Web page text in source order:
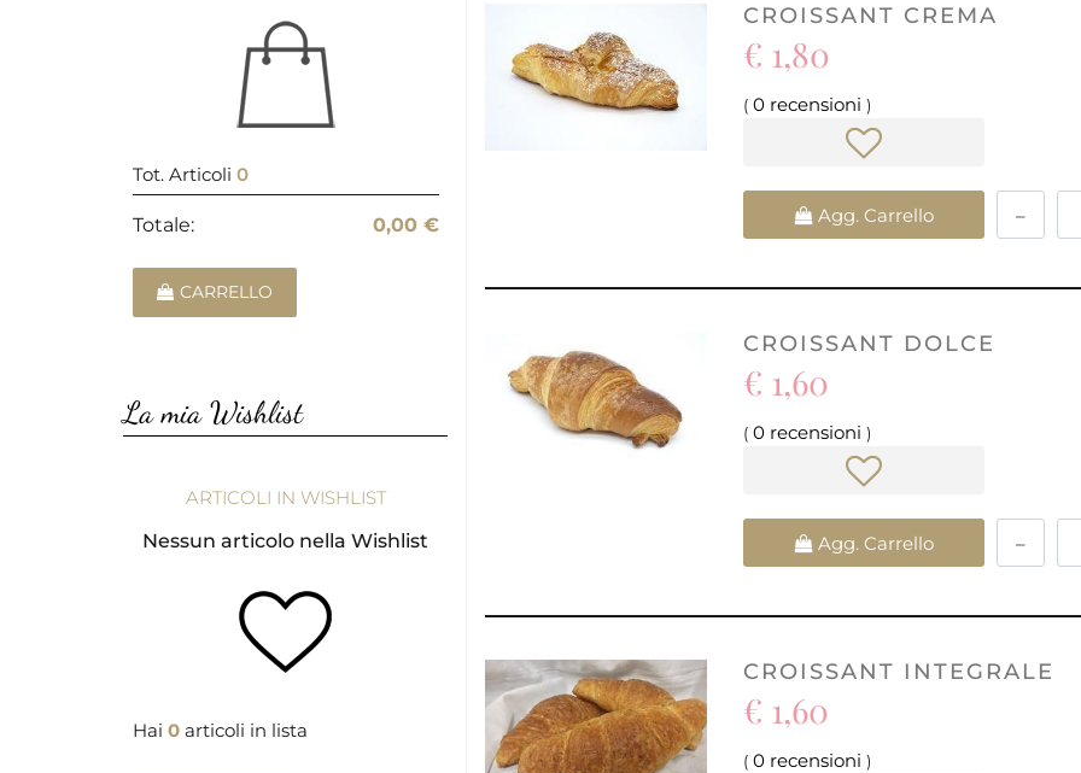
Tot. Articoli 0
Totale: 0,00 €
CARRELLO
La mia Wishlist
ARTICOLI IN WISHLIST
Nessun articolo nella Wishlist
Hai 0 articoli in lista
CROISSANT CREMA
€ 1,80
( 0 recensioni )
Quantità
Agg. Carrello
CROISSANT DOLCE
€ 1,60
( 0 recensioni )
Quantità
Agg. Carrello
CROISSANT INTEGRALE
€ 1,60
( 0 recensioni )